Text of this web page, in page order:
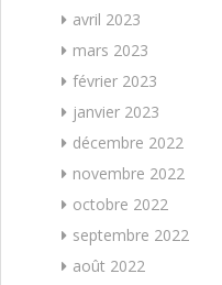
avril 2023
mars 2023
février 2023
janvier 2023
décembre 2022
novembre 2022
octobre 2022
septembre 2022
août 2022